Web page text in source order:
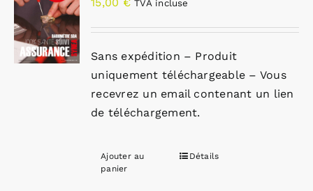
TVA incluse
Sans expédition – Produit
uniquement téléchargeable – Vous
recevrez un email contenant un lien
de téléchargement.
Ajouter au
panier
Détails